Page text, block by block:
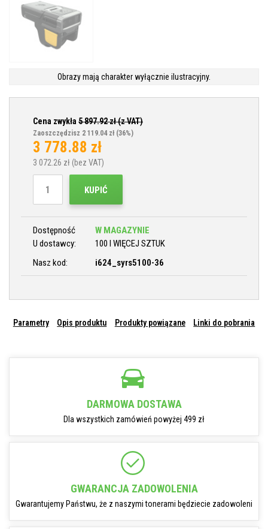
Obrazy mają charakter wyłącznie ilustracyjny.
Cena zwykła 5 897.92zł (z VAT)
Zaoszczędzisz 2 119.04 zł (36%)
3 778.88 zł
3 072.26 zł (bez VAT)
KUPIĆ
Dostępność
W MAGAZYNIE
U dostawcy:
100 I WIĘCEJ SZTUK
Nasz kod:
i624_syrs5100-36
Parametry Opis produktu Produkty powiązane Linki do pobrania
DARMOWA DOSTAWA
Dla wszystkich zamówień powyżej 499 zł
GWARANCJA ZADOWOLENIA
Gwarantujemy Państwu, że z naszymi tonerami będziecie zadowoleni